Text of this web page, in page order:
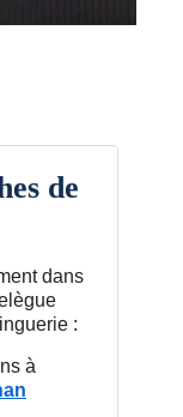
de
dans
:
à